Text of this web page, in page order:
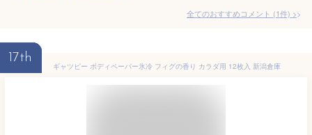
全てのおすすめコメント (1件) >
17th
ギャツビー ボディペーパー氷冷 フィグの香り カラダ用 12枚入 新潟倉庫